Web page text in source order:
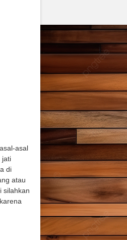
asal
jati
di
atau
silahkan